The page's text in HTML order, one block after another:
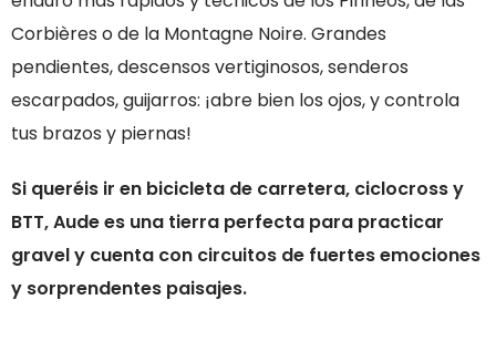
Corbières o de la Montagne Noire. Grandes
pendientes, descensos vertiginosos, senderos
escarpados, guijarros: ¡abre bien los ojos, y controla
tus brazos y piernas!
Si queréis ir en bicicleta de carretera, ciclocross y
BTT, Aude es una tierra perfecta para practicar
gravel y cuenta con circuitos de fuertes emociones
y sorprendentes paisajes.